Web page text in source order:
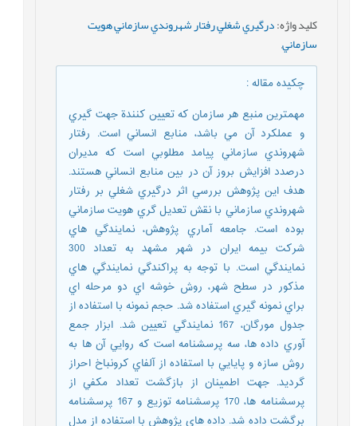
کلید واژه:درگيري شغلي رفتار شهروندي سازماني هويت
سازماني,
چکیده مقاله:
مهمترين منبع هر سازمان كه تعيين‏ كنندة جهت گيري
و عملکرد آن مي باشد، منابع انساني است. رفتار
شهروندي سازماني پيامد مطلوبي است که مديران
درصدد افزايش بروز آن در بين منابع انساني هستند.
هدف اين پژوهش بررسي اثر درگيري شغلي بر رفتار
شهروندي سازماني با نقش تعديل‏ گري هويت سازماني
بوده است. جامعه آماري پژوهش، نمايندگي ‏هاي
شرکت بيمه ايران در شهر مشهد به تعداد 300
نمايندگي است. با توجه به پراكندگي نمايندگي هاي
مذكور در سطح شهر، روش خوشه اي دو مرحله اي
براي نمونه گيري استفاده شد. حجم نمونه با استفاده از
جدول مورگان، 167 نمايندگي تعيين شد. ابزار جمع
‏آوري داده ‏ها، سه پرسشنامه است که روايي آن ها به
روش سازه و پايايي با استفاده از آلفاي کرونباخ احراز
گرديد. جهت اطمينان از بازگشت تعداد مكفي از
پرسشنامه ها، 170 پرسشنامه توزيع و 167 پرسشنامه
برگشت داده شد. داده‏ هاي پژوهش با استفاده از مدل‏